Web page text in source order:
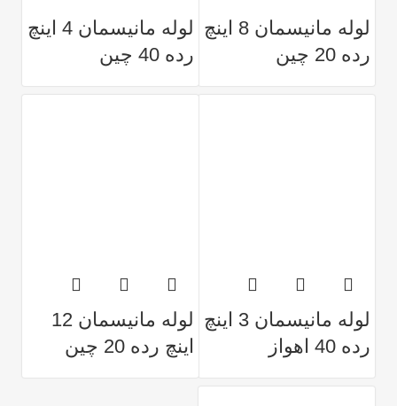
لوله مانیسمان 8 اینچ
رده 20 چین
لوله مانیسمان 4 اینچ
رده 40 چین
لوله مانیسمان 3 اینچ
رده 40 اهواز
لوله مانیسمان 12
اینچ رده 20 چین